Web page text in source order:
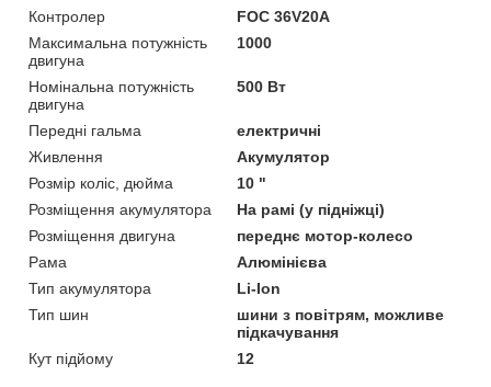
Контролер
FOC 36V20A
Максимальна потужність
двигуна
1000
Номінальна потужність
двигуна
500 Вт
Передні гальма
електричні
Живлення
Акумулятор
Розмір коліс, дюйма
10 "
Розміщення акумулятора
На рамі (у підніжці)
Розміщення двигуна
переднє мотор-колесо
Рама
Алюмінієва
Тип акумулятора
Li-Ion
Тип шин
шини з повітрям, можливе
підкачування
Кут підйому
12